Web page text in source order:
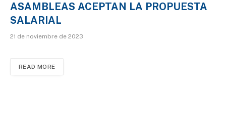
ASAMBLEAS ACEPTAN LA PROPUESTA
SALARIAL
21 de noviembre de 2023
READ MORE